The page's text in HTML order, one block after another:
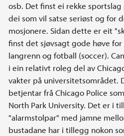
osb. Det finst ei rekke
dei som vil satse seriøst og for
mosjonere. Sidan dette er eit
finst det sjøvsagt gode høve
langrenn og fotball (soccer).
i ein relativt roleg del av
vakter på universitetsområdet.
betjentar frå Chicago Police
North Park University. Det er i
"alarmstolpar" med jamne
bustadane har i tillegg nokon